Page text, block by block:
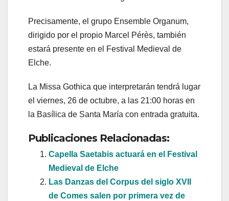
Precisamente, el grupo Ensemble Organum,
dirigido por el propio Marcel Pérès, también
estará presente en el Festival Medieval de
Elche.
La Missa Gothica que interpretarán tendrá lugar
el viernes, 26 de octubre, a las 21:00 horas en
la Basílica de Santa María con entrada gratuita.
Publicaciones Relacionadas:
Capella Saetabis actuará en el Festival
Medieval de Elche
Las Danzas del Corpus del siglo XVII
de Comes salen por primera vez de